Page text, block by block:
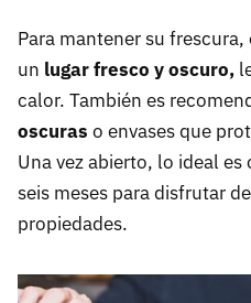
Para mantener su
un lugar fresco y oscuro,
calor. También es
oscuras o envases que
Una vez abierto, lo ideal
seis meses para disfrutar
propiedades.